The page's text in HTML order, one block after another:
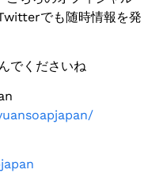
でも随時情報を発
でくださいね